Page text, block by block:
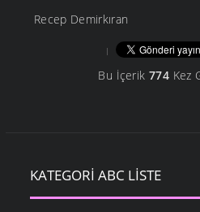
Recep Demirkıran
Bu İçerik 774Kez
KATEGORI ABC LISTE